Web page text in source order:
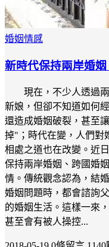
婚姻情感
新時代保持兩岸婚
現在，不少人透過
新娘，但卻不知道如何
還造成婚姻破裂，甚至
掉"；時代在變，人們對
相處之道也在改變。近
保持兩岸婚姻、跨國婚
情。傳統觀念認為，結
婚姻問題時，都會諮詢
的婚姻生活。這樣一來
甚至會有被人操控...